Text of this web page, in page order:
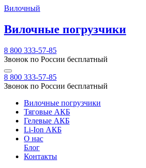
Вилочный
Вилочные погрузчики
8 800 333-57-85
Звонок по России бесплатный
8 800 333-57-85
Звонок по России бесплатный
Вилочные погрузчики
Тяговые АКБ
Гелевые АКБ
Li-Ion АКБ
О нас
Блог
Контакты